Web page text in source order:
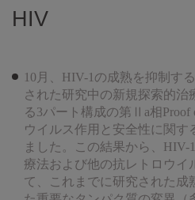
HIV
10月、HIV-1の成熟を抑制す
された研究中の新規探索的治
る3パート構成の第Ⅱa相Proof
ウイルス作用と安全性に関す
ました。この結果から、HIV-
療法および他の抗レトロウイ
て、これまでに研究された成